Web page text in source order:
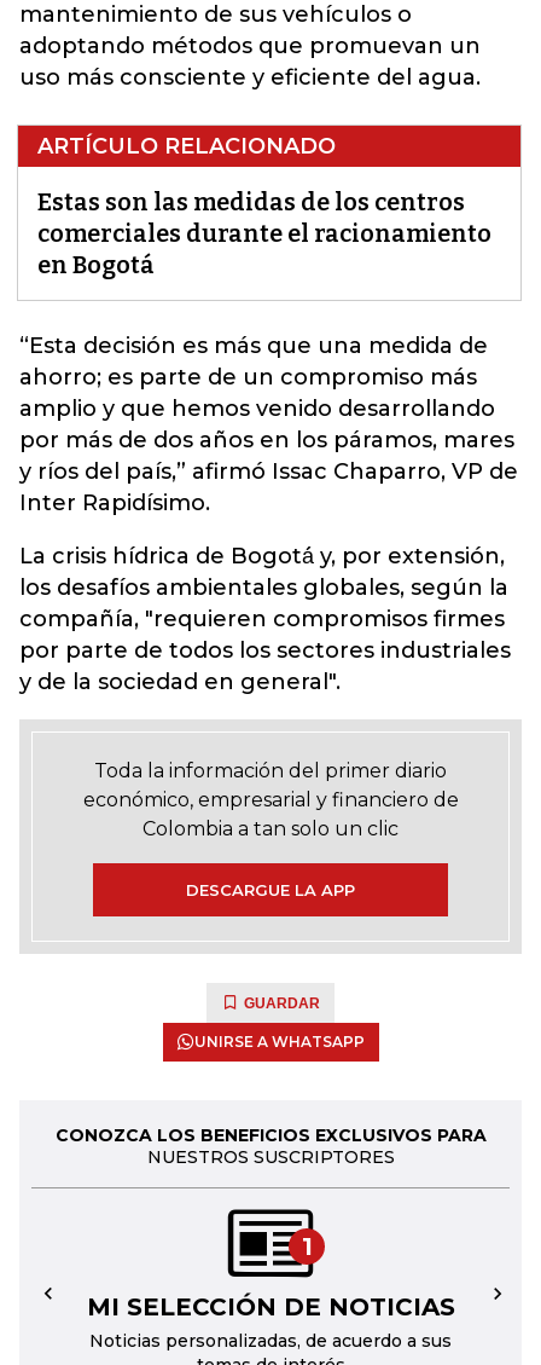
mantenimiento de sus vehículos o
adoptando métodos que promuevan un
uso más consciente y eficiente del agua.
ARTÍCULO RELACIONADO
Estas son las medidas de los centros
comerciales durante el racionamiento
en Bogotá
“Esta decisión es más que una medida de
ahorro; es parte de un compromiso más
amplio y que hemos venido desarrollando
por más de dos años en los páramos, mares
y ríos del país,” afirmó Issac Chaparro, VP de
Inter Rapidísimo.
La crisis hídrica de Bogotá́ y, por extensión,
los desafíos ambientales globales, según la
compañía, "requieren compromisos firmes
por parte de todos los sectores industriales
y de la sociedad en general".
Toda la información del primer diario
económico, empresarial y financiero de
Colombia a tan solo un clic
DESCARGUE LA APP
GUARDAR
UNIRSE A WHATSAPP
CONOZCA LOS BENEFICIOS EXCLUSIVOS PARA
NUESTROS SUSCRIPTORES
1
MI SELECCIÓN DE NOTICIAS
Noticias personalizadas, de acuerdo a sus
← →